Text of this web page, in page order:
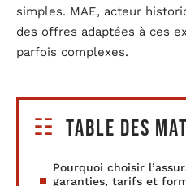
simples. MAE, acteur
des offres adaptées à ces
parfois complexes.
Table des
Pourquoi choisir
garanties, tarifs et